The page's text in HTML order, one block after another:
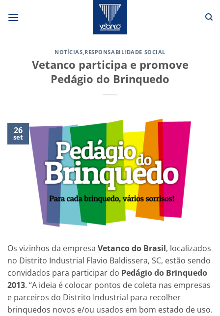
NOTÍCIAS,RESPONSABILIDADE SOCIAL
Vetanco participa e promove
Pedágio do Brinquedo
26
set
Os vizinhos da empresa Vetanco do Brasil, localizados
no Distrito Industrial Flavio Baldissera, SC, estão sendo
convidados para participar do Pedágio do Brinquedo
2013. “A ideia é colocar pontos de coleta nas empresas
e parceiros do Distrito Industrial para recolher
brinquedos novos e/ou usados em bom estado de uso.